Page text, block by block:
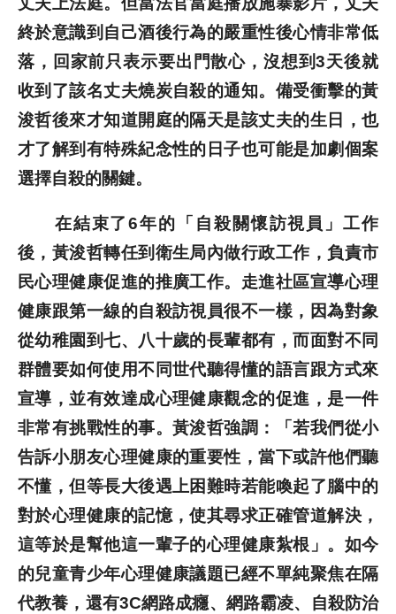
終於意識到自己酒後行為的嚴重性後心情非常低
落，回家前只表示要出門散心，沒想到3天後就
收到了該名丈夫燒炭自殺的通知。備受衝擊的黃
浚哲後來才知道開庭的隔天是該丈夫的生日，也
才了解到有特殊紀念性的日子也可能是加劇個案
選擇自殺的關鍵。
在結束了6年的「自殺關懷訪視員」工作
後，黃浚哲轉任到衛生局內做行政工作，負責市
民心理健康促進的推廣工作。走進社區宣導心理
健康跟第一線的自殺訪視員很不一樣，因為對象
從幼稚園到七、八十歲的長輩都有，而面對不同
群體要如何使用不同世代聽得懂的語言跟方式來
宣導，並有效達成心理健康觀念的促進，是一件
非常有挑戰性的事。黃浚哲強調：「若我們從小
告訴小朋友心理健康的重要性，當下或許他們聽
不懂，但等長大後遇上困難時若能喚起了腦中的
對於心理健康的記憶，使其尋求正確管道解決，
這等於是幫他這一輩子的心理健康紮根」。如今
的兒童青少年心理健康議題已經不單純聚焦在隔
代教養，還有3C網路成癮、網路霸凌、自殺防治